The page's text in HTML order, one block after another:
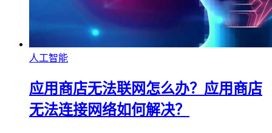
人工智能
应用商店无法联网怎么办？应用商店
无法连接网络如何解决？